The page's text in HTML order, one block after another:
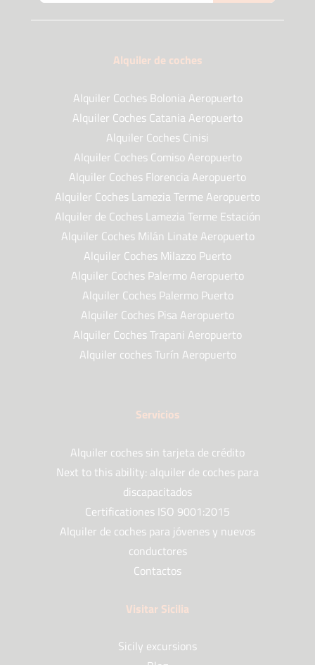
Alquiler de coches
Alquiler Coches Bolonia Aeropuerto
Alquiler Coches Catania Aeropuerto
Alquiler Coches Cinisi
Alquiler Coches Comiso Aeropuerto
Alquiler Coches Florencia Aeropuerto
Alquiler Coches Lamezia Terme Aeropuerto
Alquiler de Coches Lamezia Terme Estación
Alquiler Coches Milán Linate Aeropuerto
Alquiler Coches Milazzo Puerto
Alquiler Coches Palermo Aeropuerto
Alquiler Coches Palermo Puerto
Alquiler Coches Pisa Aeropuerto
Alquiler Coches Trapani Aeropuerto
Alquiler coches Turín Aeropuerto
Servicios
Alquiler coches sin tarjeta de crédito
Next to this ability: alquiler de coches para
discapacitados
Certificationes ISO 9001:2015
Alquiler de coches para jóvenes y nuevos
conductores
Contactos
Visitar Sicilia
Sicily excursions